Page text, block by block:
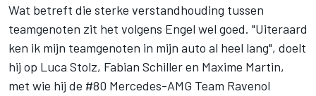
Wat betreft die sterke verstandhouding tussen
teamgenoten zit het volgens Engel wel goed. "Uiteraard
ken ik mijn teamgenoten in mijn auto al heel lang", doelt
hij op Luca Stolz, Fabian Schiller en Maxime Martin,
met wie hij de #80 Mercedes-AMG Team Ravenol